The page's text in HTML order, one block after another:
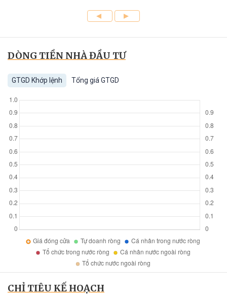
DÒNG TIỀN NHÀ ĐẦU TƯ
GTGD Khớp lệnh Tổng giá GTGD
CHỈ TIÊU KẾ HOẠCH